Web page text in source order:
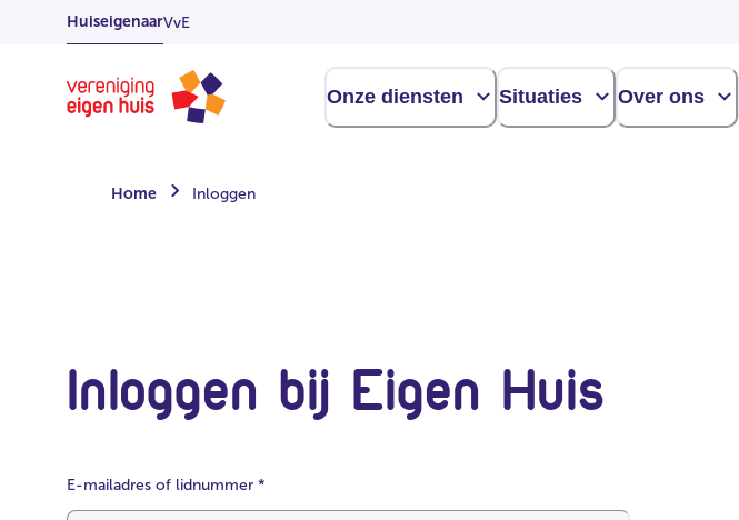
OverslaanHuiseigenaarVvE
Homepage
Onze diensten Situaties Over ons
Home Inloggen
Inloggen bij Eigen Huis
E-mailadres of lidnummer *